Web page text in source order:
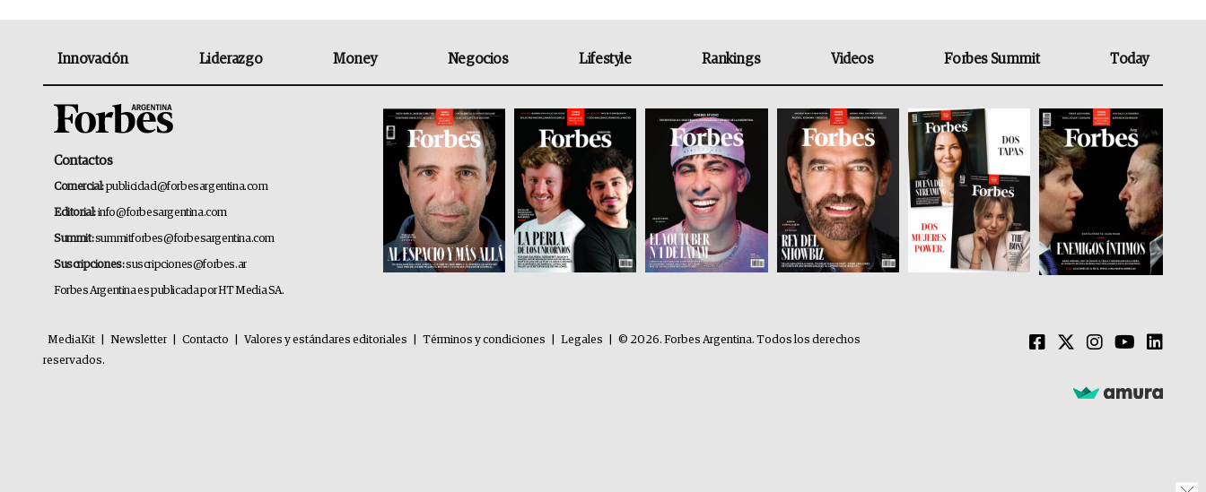
Innovación Liderazgo Money Negocios Lifestyle Rankings Videos Forbes Summit Today
Contactos
Comercial:publicidad@forbesargentina.com
Editorial:info@forbesargentina.com
Summit:summitforbes@forbesargentina.com
Suscripciones:suscripciones@forbes.ar
Forbes Argentina es publicada por HT Media SA.
MediaKit Newsletter Contacto Valores y estándares editoriales Términos y condiciones Legales
© 2026. Forbes Argentina. Todos los derechos
reservados.